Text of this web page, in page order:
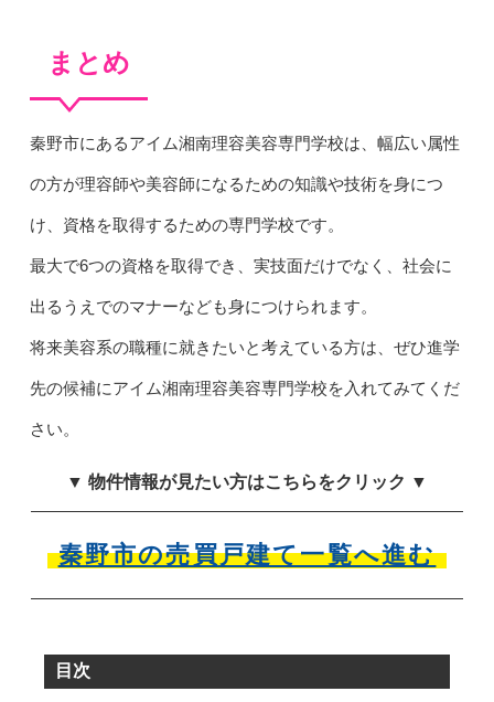
まとめ
秦野市にあるアイム湘南理容美容専門学校は、幅広い属性
の方が理容師や美容師になるための知識や技術を身につ
け、資格を取得するための専門学校です。
最大で6つの資格を取得でき、実技面だけでなく、社会に
出るうえでのマナーなども身につけられます。
将来美容系の職種に就きたいと考えている方は、ぜひ進学
先の候補にアイム湘南理容美容専門学校を入れてみてくだ
さい。
▼ 物件情報が見たい方はこちらをクリック ▼
秦野市の売買戸建て一覧へ進む
目次